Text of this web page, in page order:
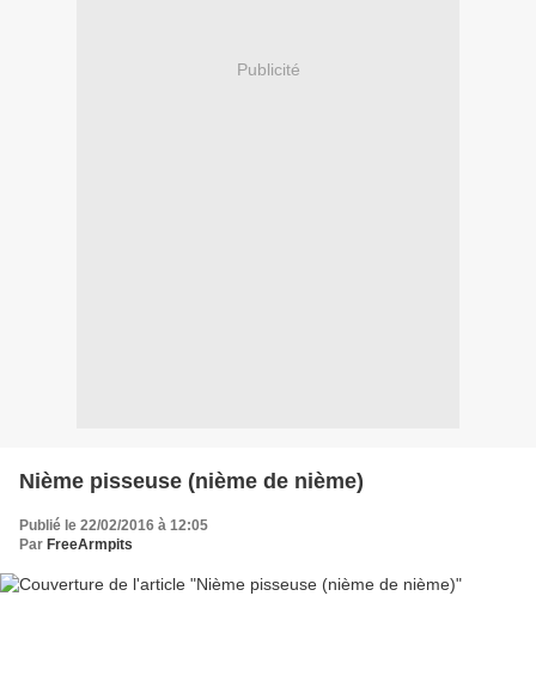
Publicité
Nième pisseuse (nième de nième)
Publié le 22/02/2016 à 12:05
Par FreeArmpits